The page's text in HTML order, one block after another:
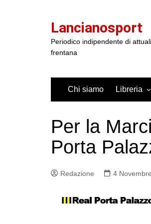
Lancianosport
Periodico indipendente di
frentana
Chi siamo Libreria
Per la
Porta
Redazione 4